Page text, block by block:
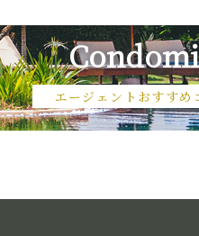
エージェントおすすめ